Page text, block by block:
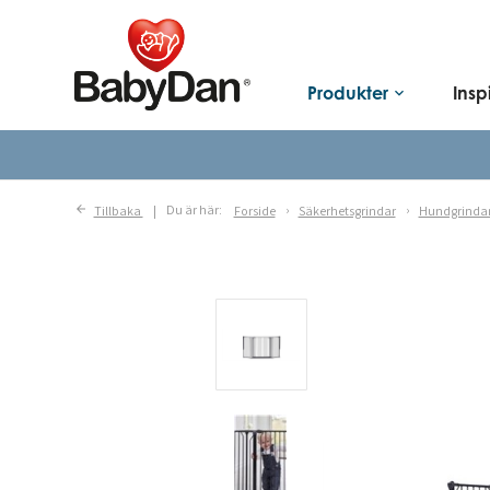
Produkter keyboard_arrow_down
Tillbaka Du är här: Forside Säkerhetsgrindar